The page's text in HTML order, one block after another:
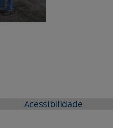
Acessibilidade